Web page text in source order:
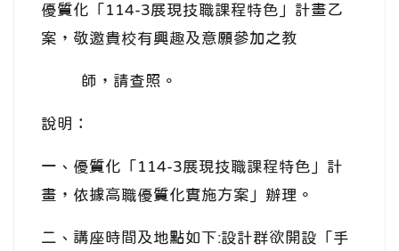
優質化「114-3展現技職課程特色」計畫乙
案，敬邀貴校有興趣及意願參加之教
師，請查照。
說明：
一、優質化「114-3展現技職課程特色」計
畫，依據高職優質化實施方案」辦理。
二、講座時間及地點如下:設計群欲開設「手